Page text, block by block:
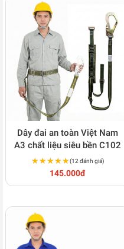
Dây đai an toàn Việt Nam
A3 chất liệu siêu bền C102
★★★★★
★★★★★(12 đánh giá)
145.000đ